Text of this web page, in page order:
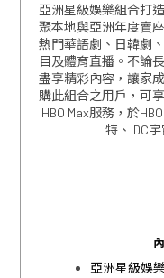
亞洲星級娛樂組合打
聚本地與亞洲年度賣
熱門華語劇、日韓劇
目及體育直播。不論
盡享精彩內容，讓家
購此組合之用戶，可
HBO Max服務，於
特、 DC
亞洲星級娛